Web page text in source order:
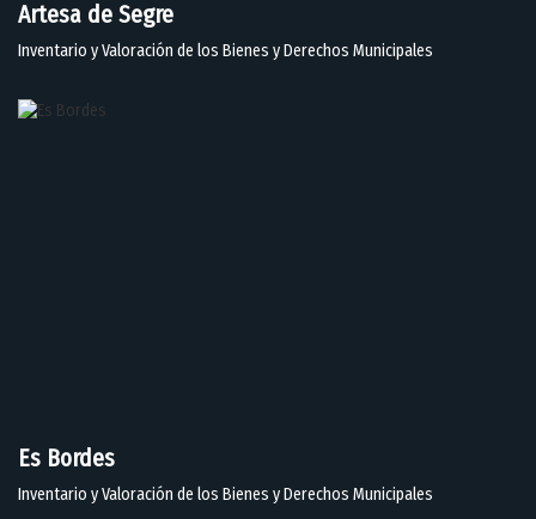
Artesa de Segre
Inventario y Valoración de los Bienes y Derechos Municipales
Es Bordes
Inventario y Valoración de los Bienes y Derechos Municipales